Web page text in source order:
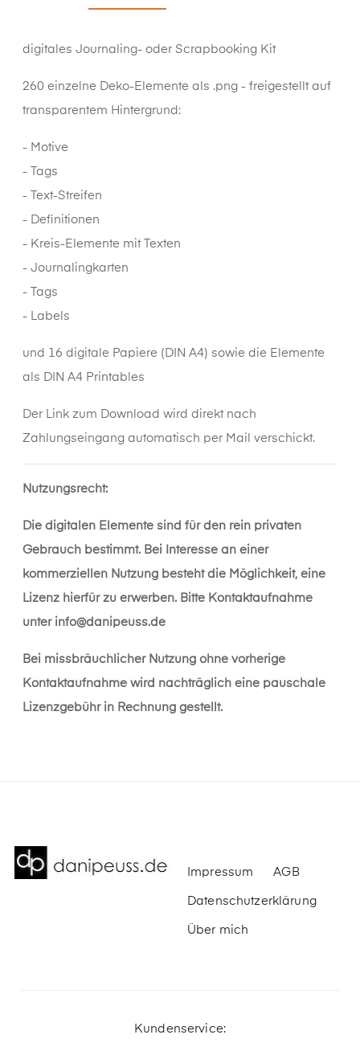
digitales Journaling- oder Scrapbooking Kit
260 einzelne Deko-Elemente als .png - freigestellt auf
transparentem Hintergrund:
- Motive
- Tags
- Text-Streifen
- Definitionen
- Kreis-Elemente mit Texten
- Journalingkarten
- Tags
- Labels
und 16 digitale Papiere (DIN A4) sowie die Elemente
als DIN A4 Printables
Der Link zum Download wird direkt nach
Zahlungseingang automatisch per Mail verschickt.
Nutzungsrecht:
Die digitalen Elemente sind für den rein privaten
Gebrauch bestimmt. Bei Interesse an einer
kommerziellen Nutzung besteht die Möglichkeit, eine
Lizenz hierfür zu erwerben. Bitte Kontaktaufnahme
unter info@danipeuss.de
Bei missbräuchlicher Nutzung ohne vorherige
Kontaktaufnahme wird nachträglich eine pauschale
Lizenzgebühr in Rechnung gestellt.
Impressum AGB
Datenschutzerklärung
Über mich
Kundenservice: